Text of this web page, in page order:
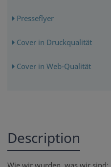
Presseflyer
Cover in Druckqualität
Cover in Web-Qualität
Description